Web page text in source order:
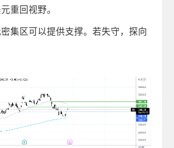
重回视野。
集区可以提供支撑。若失守，探向